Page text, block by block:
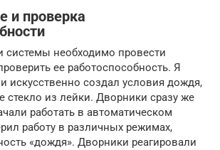
и проверка
системы необходимо провести
ее работоспособность. Я
искусственно создал условия дождя,
стекло из лейки. Дворники сразу же
работать в автоматическом
работу в различных режимах,
«дождя». Дворники реагировали